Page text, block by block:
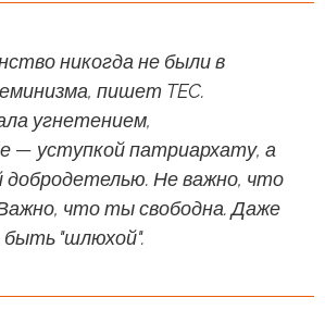
никогда не были в
пишет TEC.
угнетением,
— уступкой патриархату, а
Не важно, что
что ты свободна. Даже
"шлюхой".